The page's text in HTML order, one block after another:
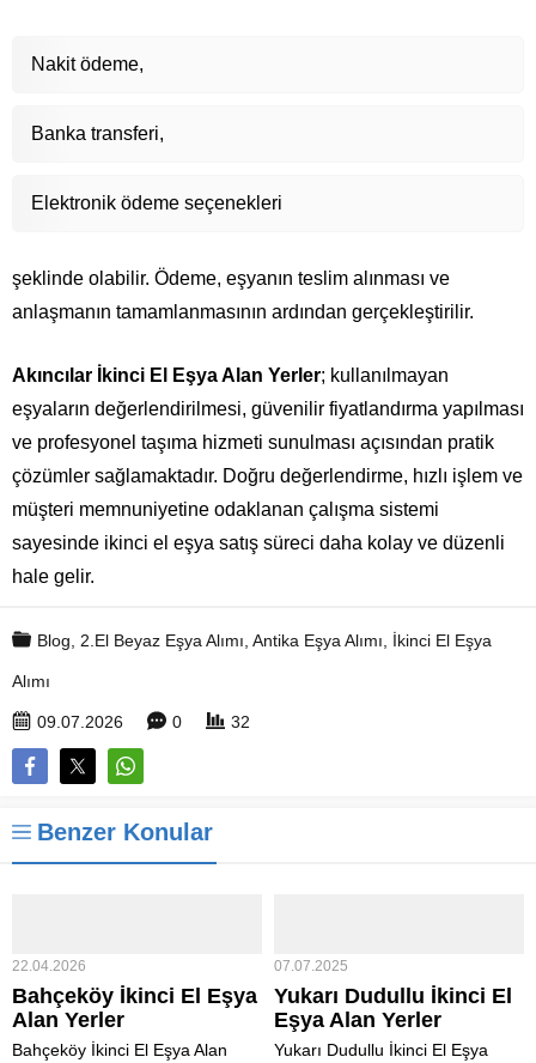
Nakit ödeme,
Banka transferi,
Elektronik ödeme seçenekleri
şeklinde olabilir. Ödeme, eşyanın teslim alınması ve
anlaşmanın tamamlanmasının ardından gerçekleştirilir.
Akıncılar İkinci El Eşya Alan Yerler; kullanılmayan
eşyaların değerlendirilmesi, güvenilir fiyatlandırma yapılması
ve profesyonel taşıma hizmeti sunulması açısından pratik
çözümler sağlamaktadır. Doğru değerlendirme, hızlı işlem ve
müşteri memnuniyetine odaklanan çalışma sistemi
sayesinde ikinci el eşya satış süreci daha kolay ve düzenli
hale gelir.
Blog 2.El Beyaz Eşya Alımı Antika Eşya Alımı İkinci El Eşya
Alımı
09.07.2026 0 32
Benzer Konular
22.04.2026
Bahçeköy İkinci El Eşya
Alan Yerler
Bahçeköy İkinci El Eşya Alan
07.07.2025
Yukarı Dudullu İkinci El
Eşya Alan Yerler
Yukarı Dudullu İkinci El Eşya